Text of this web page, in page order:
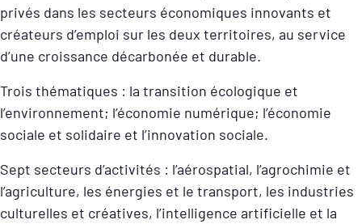
privés dans les secteurs économiques innovants et
créateurs d’emploi sur les deux territoires, au service
d’une croissance décarbonée et durable.
Trois thématiques : la transition écologique et
l’environnement; l’économie numérique; l’économie
sociale et solidaire et l’innovation sociale.
Sept secteurs d’activités : l’aérospatial, l’agrochimie et
l’agriculture, les énergies et le transport, les industries
culturelles et créatives, l’intelligence artificielle et la